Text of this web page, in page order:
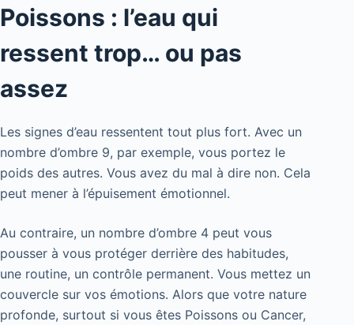
Poissons : l’eau qui
ressent trop… ou pas
assez
Les signes d’eau ressentent tout plus fort. Avec un
nombre d’ombre 9, par exemple, vous portez le
poids des autres. Vous avez du mal à dire non. Cela
peut mener à l’épuisement émotionnel.
Au contraire, un nombre d’ombre 4 peut vous
pousser à vous protéger derrière des habitudes,
une routine, un contrôle permanent. Vous mettez un
couvercle sur vos émotions. Alors que votre nature
profonde, surtout si vous êtes Poissons ou Cancer,